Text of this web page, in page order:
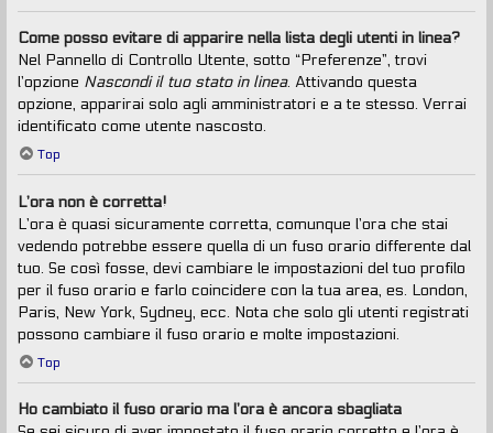
Come posso evitare di apparire nella lista degli utenti in linea?
Nel Pannello di Controllo Utente, sotto “Preferenze”, trovi
l’opzione Nascondi il tuo stato in linea. Attivando questa
opzione, apparirai solo agli amministratori e a te stesso. Verrai
identificato come utente nascosto.
Top
L’ora non è corretta!
L’ora è quasi sicuramente corretta, comunque l’ora che stai
vedendo potrebbe essere quella di un fuso orario differente dal
tuo. Se così fosse, devi cambiare le impostazioni del tuo profilo
per il fuso orario e farlo coincidere con la tua area, es. London,
Paris, New York, Sydney, ecc. Nota che solo gli utenti registrati
possono cambiare il fuso orario e molte impostazioni.
Top
Ho cambiato il fuso orario ma l’ora è ancora sbagliata